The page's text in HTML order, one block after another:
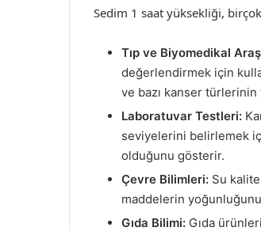
Sedim 1 saat yüksekliği,
Tıp ve Biyomedikal
değerlendirmek için
ve bazı kanser türlerinin
Laboratuvar Testleri:
seviyelerini belirlemek
olduğunu gösterir.
Çevre Bilimleri: Su
maddelerin
Gıda Bilimi: Gıda